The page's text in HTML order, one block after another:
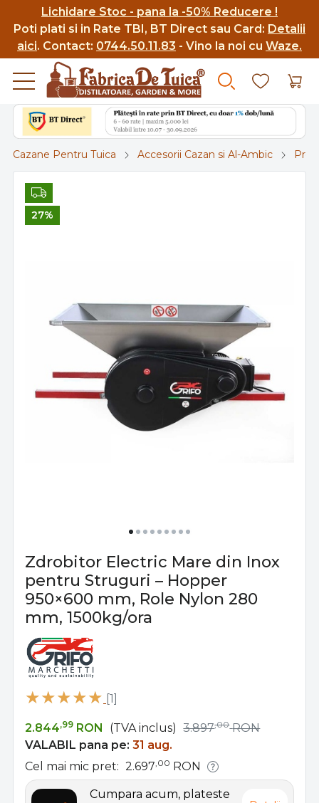
Lichidare Stoc - pana la -50% Reducere !
Poti plati si in Rate TBI, BT Direct sau Card: Detalii
aici. Contact: 0744.50.11.83 - Vino la noi cu Waze.
Cazane Pentru Tuica Accesorii Cazan si Al-Ambic
27%
Zdrobitor Electric Mare din Inox
pentru Struguri – Hopper
950×600 mm, Role Nylon 280
mm, 1500kg/ora
[1]
2.844,99 RON (TVA inclus) 3.897,00 RON
VALABIL pana pe: 31 aug.
Cel mai mic pret: 2.697 ,00 RON
Cumpara acum, plateste